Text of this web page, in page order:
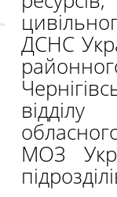
ДСНС
МОЗ